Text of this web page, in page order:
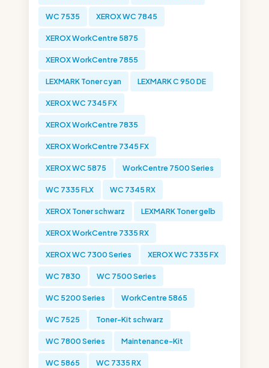
WC 7535 XEROX WC 7845
XEROX WorkCentre 5875
XEROX WorkCentre 7855
LEXMARK Toner cyan LEXMARK C 950 DE
XEROX WC 7345 FX
XEROX WorkCentre 7835
XEROX WorkCentre 7345 FX
XEROX WC 5875 WorkCentre 7500 Series
WC 7335 FLX WC 7345 RX
XEROX Toner schwarz LEXMARK Toner gelb
XEROX WorkCentre 7335 RX
XEROX WC 7300 Series XEROX WC 7335 FX
WC 7830 WC 7500 Series
WC 5200 Series WorkCentre 5865
WC 7525 Toner-Kit schwarz
WC 7800 Series Maintenance-Kit
WC 5865 WC 7335 RX